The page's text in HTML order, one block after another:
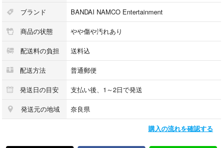
ブランド BANDAI NAMCO Entertainment
商品の状態 やや傷や汚れあり
配送料の負担 送料込
配送方法 普通郵便
発送日の目安 支払い後、1～2日で発送
発送元の地域 奈良県
購入の流れを確認する